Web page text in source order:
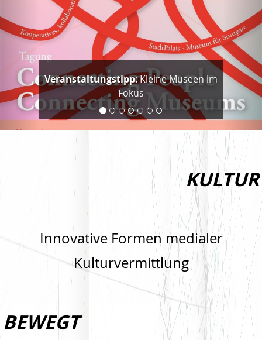
Veranstaltungstipp: Kleine Museen im
Fokus
KULTUR
Innovative Formen medialer
Kulturvermittlung
BEWEGT